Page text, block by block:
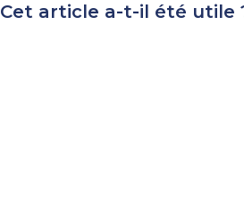
Cet article a-t-il été utile